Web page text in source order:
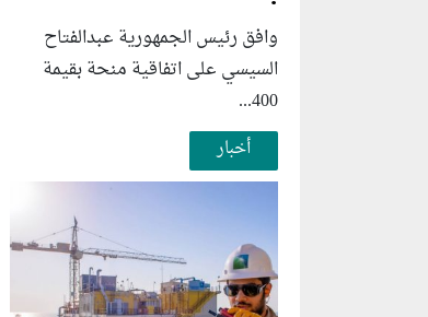
وافق رئيس الجمهورية عبدالفتاح
السيسي على اتفاقية منحة بقيمة
400...
أخبار